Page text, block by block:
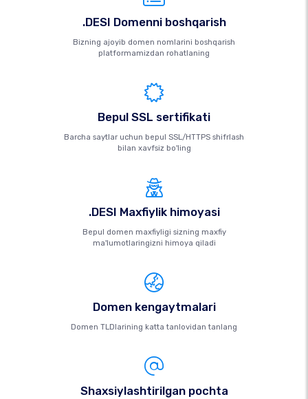
.DESI Domenni boshqarish
Bizning ajoyib domen nomlarini boshqarish
platformamizdan rohatlaning
Bepul SSL sertifikati
Barcha saytlar uchun bepul SSL/HTTPS shifrlash
bilan xavfsiz bo'ling
.DESI Maxfiylik himoyasi
Bepul domen maxfiyligi sizning maxfiy
ma'lumotlaringizni himoya qiladi
Domen kengaytmalari
Domen TLDlarining katta tanlovidan tanlang
Shaxsiylashtirilgan pochta